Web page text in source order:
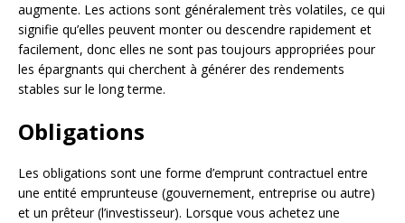
augmente. Les actions sont généralement très volatiles, ce qui
signifie qu’elles peuvent monter ou descendre rapidement et
facilement, donc elles ne sont pas toujours appropriées pour
les épargnants qui cherchent à générer des rendements
stables sur le long terme.
Obligations
Les obligations sont une forme d’emprunt contractuel entre
une entité emprunteuse (gouvernement, entreprise ou autre)
et un prêteur (l’investisseur). Lorsque vous achetez une